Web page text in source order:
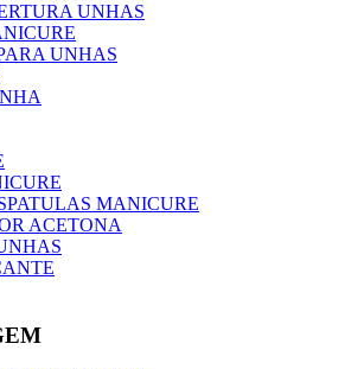
UNHAS
UNHAS
MANICURE
ACETONA